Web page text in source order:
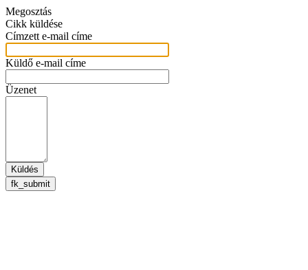
Megosztás
Cikk küldése
Címzett e-mail címe
Küldő e-mail címe
Üzenet